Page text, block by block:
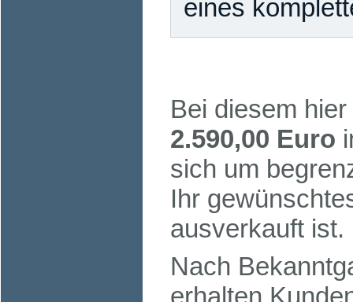
eines
Bei diesem
2.590,00 Euro
sich um
Ihr
ausverkauft ist.
Nach